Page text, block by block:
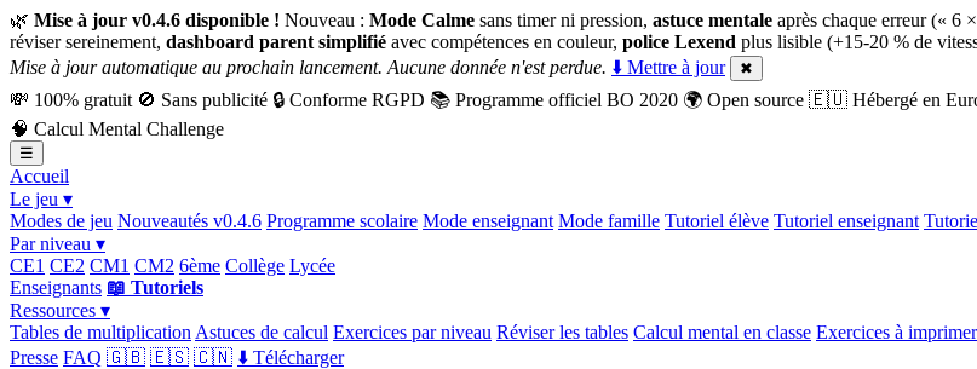
🌿 Mise à jour v0.4.6 disponible ! Nouveau : Mode Calme sans timer ni pression, astuce mentale après chaque erreur (« 6
réviser sereinement, dashboard parent simplifié avec compétences en couleur, police Lexend plus lisible (+15-20 % de
Mise à jour automatique au prochain lancement. Aucune donnée n'est perdue. ⬇️ Mettre à jour ✖
💸 100% gratuit 🚫 Sans publicité 🔒 Conforme RGPD 📚 Programme officiel BO 2020 🌍 Open source 🇪🇺 Hébergé en
🧠 Calcul Mental Challenge
☰
Accueil
Le jeu ▾
Modes de jeu Nouveautés v0.4.6 Programme scolaire Mode enseignant Mode famille Tutoriel élève Tutoriel enseignant
Par niveau ▾
CE1 CE2 CM1 CM2 6ème Collège Lycée
Enseignants 📖 Tutoriels
Ressources ▾
Tables de multiplication Astuces de calcul Exercices par niveau Réviser les tables Calcul mental en classe Exercices à imprimer
Presse FAQ 🇬🇧 🇪🇸 🇨🇳 ⬇️ Télécharger